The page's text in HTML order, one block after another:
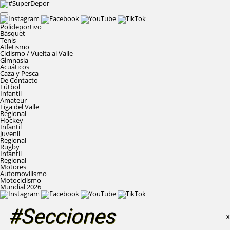
Polideportivo
Básquet
Tenis
Atletismo
Ciclismo / Vuelta al Valle
Gimnasia
Acuáticos
Caza y Pesca
De Contacto
Fútbol
Infantil
Amateur
Liga del Valle
Regional
Hockey
Infantil
Juvenil
Regional
Rugby
Infantil
Regional
Motores
Automovilismo
Motociclismo
Mundial 2026
#Secciones X